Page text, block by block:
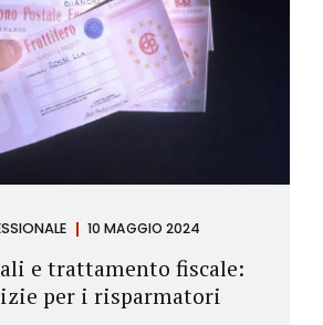
10 MAGGIO 2024
e trattamento fiscale:
per i risparmatori